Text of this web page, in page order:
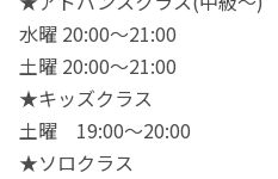
水曜 20:00～21:00
土曜 20:00～21:00
★キッズクラス
土曜 19:00～20:00
★ソロクラス